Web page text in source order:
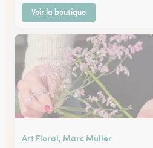
Voir la boutique
Art Floral, Marc Muller